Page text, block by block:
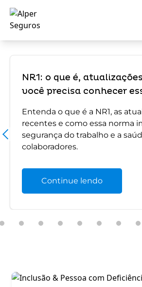
NR1: o que é,
você precisa conhecer
Entenda o que é a NR1, as
recentes e como essa norma
segurança do trabalho e a
colaboradores.
Continue lendo